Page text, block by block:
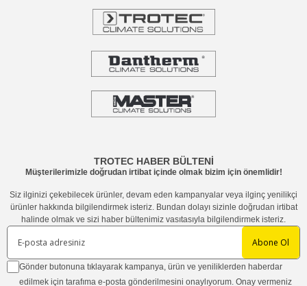
TROTEC HABER BÜLTENİ
Müşterilerimizle doğrudan irtibat içinde olmak bizim için önemlidir!
Siz ilginizi çekebilecek ürünler, devam eden kampanyalar veya ilginç yenilikçi
ürünler hakkında bilgilendirmek isteriz. Bundan dolayı sizinle doğrudan irtibat
halinde olmak ve sizi haber bültenimiz vasıtasıyla bilgilendirmek isteriz.
Abone Ol
Gönder butonuna tıklayarak kampanya, ürün ve yeniliklerden haberdar
edilmek için tarafıma e-posta gönderilmesini onaylıyorum. Onay vermeniz